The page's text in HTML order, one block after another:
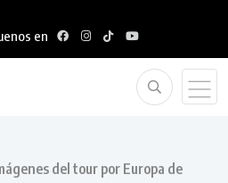
en
del tour por Europa de